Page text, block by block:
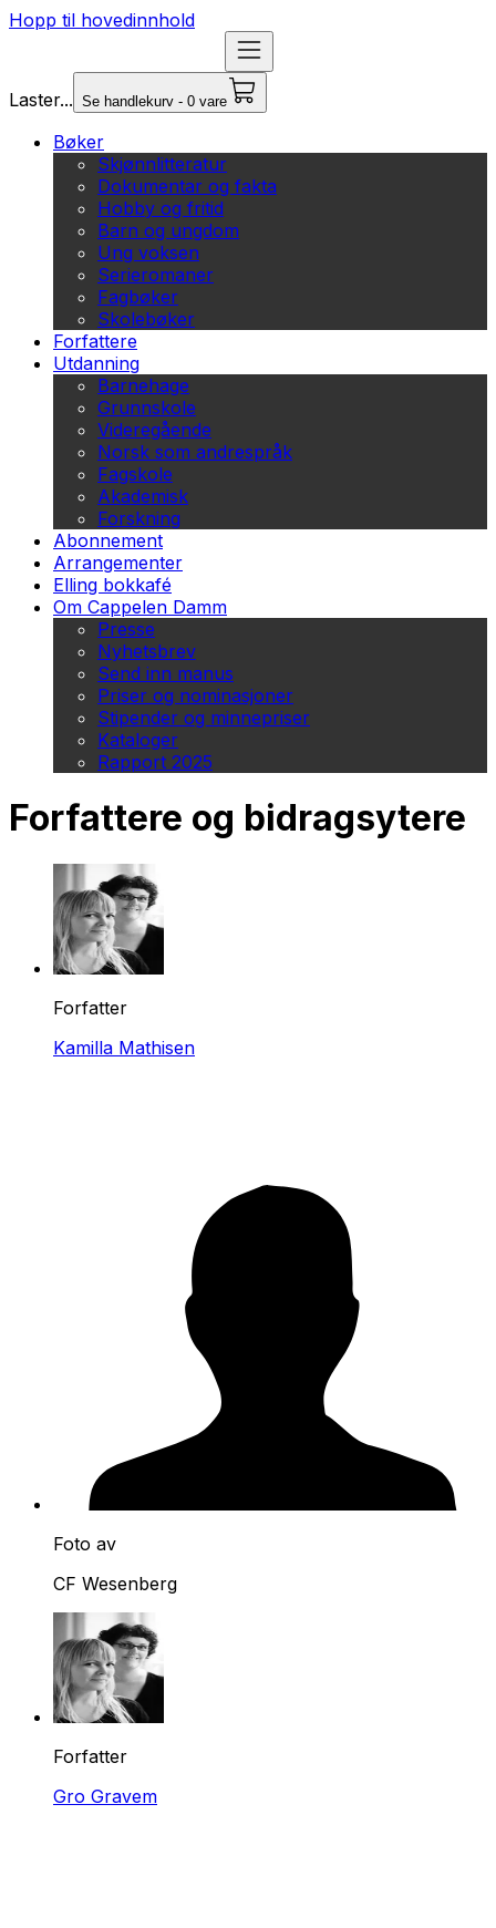
Hopp til hovedinnhold
Laster... Se handlekurv - 0 vare
Bøker
Skjønnlitteratur
Dokumentar og fakta
Hobby og fritid
Barn og ungdom
Ung voksen
Serieromaner
Fagbøker
Skolebøker
Forfattere
Utdanning
Barnehage
Grunnskole
Videregående
Norsk som andrespråk
Fagskole
Akademisk
Forskning
Abonnement
Arrangementer
Elling bokkafé
Om Cappelen Damm
Presse
Nyhetsbrev
Send inn manus
Priser og nominasjoner
Stipender og minnepriser
Kataloger
Rapport 2025
Forfattere og bidragsytere
Forfatter
Kamilla Mathisen
Foto av
CF Wesenberg
Forfatter
Gro Gravem